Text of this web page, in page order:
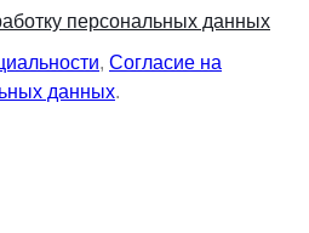
персональных данных
, Согласие на
данных.